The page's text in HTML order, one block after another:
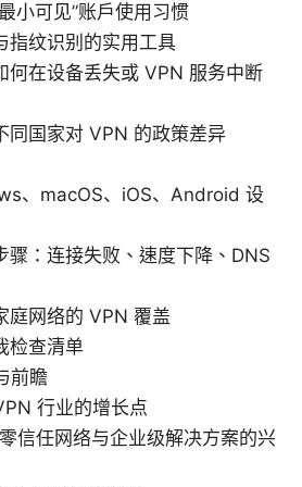
小可见”账户使用习惯
指纹识别的实用工具
何在设备丢失或 VPN 服务中断
同国家对 VPN 的政策差异
、macOS、iOS、Android 设
骤：连接失败、速度下降、DNS
庭网络的 VPN 覆盖
检查清单
前瞻
行业的增长点
信任网络与企业级解决方案的兴